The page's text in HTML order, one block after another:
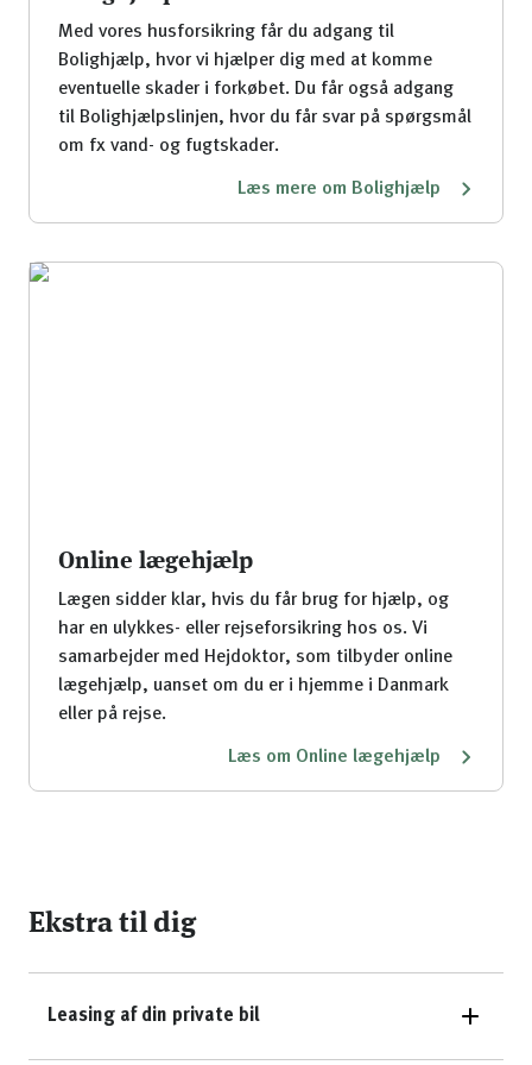
Med vores husforsikring får du adgang til
Bolighjælp, hvor vi hjælper dig med at komme
eventuelle skader i forkøbet. Du får også adgang
til Bolighjælpslinjen, hvor du får svar på spørgsmål
om fx vand- og fugtskader.
Læs mere om Bolighjælp
Online lægehjælp
Lægen sidder klar, hvis du får brug for hjælp, og
har en ulykkes- eller rejseforsikring hos os. Vi
samarbejder med Hejdoktor, som tilbyder online
lægehjælp, uanset om du er i hjemme i Danmark
eller på rejse.
Læs om Online lægehjælp
Ekstra til dig
Leasing af din private bil